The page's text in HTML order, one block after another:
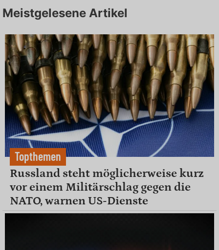
Meistgelesene Artikel
Topthemen
Russland steht möglicherweise kurz
vor einem Militärschlag gegen die
NATO, warnen US-Dienste